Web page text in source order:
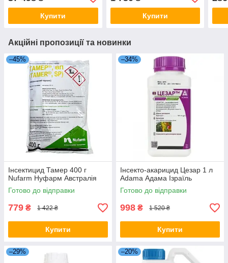
Купити Купити
Акційні пропозиції та новинки
–45%
Інсектицид Тамер 400 г
Nufarm Нуфарм Австралія
Готово до відправки
779 ₴ 1 422 ₴
Купити
–34%
Інсекто-акарицид Цезар 1 л
Adama Адама Ізраїль
Готово до відправки
998 ₴ 1 520 ₴
Купити
–29% –20%